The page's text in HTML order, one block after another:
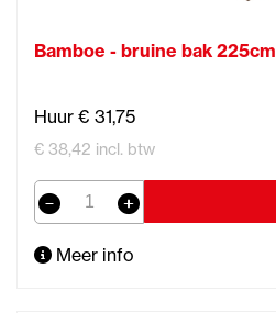
Bamboe - bruine bak 225cm
Huur € 31,75
€ 38,42 incl. btw
Meer info